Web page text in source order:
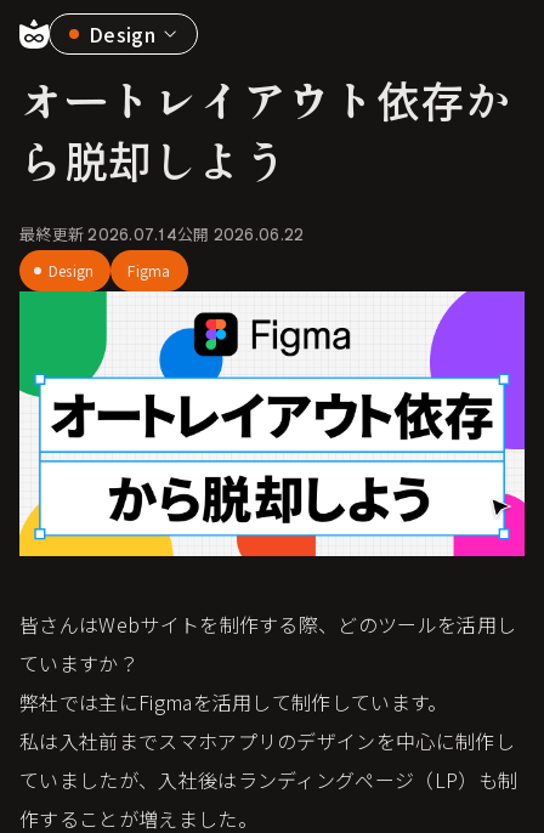
Design
オートレイアウト依存か
ら脱却しよう
最終更新2026.07.14公開 2026.06.22
Design Figma
皆さんはWebサイトを制作する際、どのツールを活用し
ていますか？
弊社では主にFigmaを活用して制作しています。
私は入社前までスマホアプリのデザインを中心に制作し
ていましたが、入社後はランディングページ（LP）も制
作することが増えました。